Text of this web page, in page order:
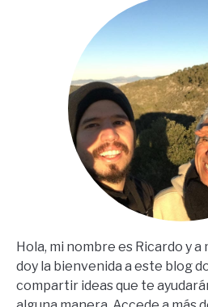
Hola, mi nombre es Ricardo y a
doy la bienvenida a este blog
compartir ideas que te